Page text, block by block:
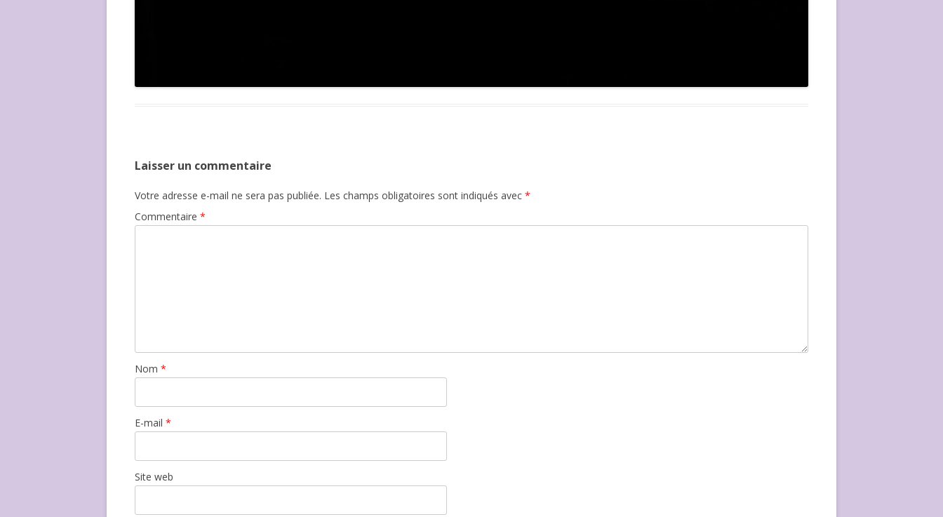
Laisser un commentaire
Votre adresse e-mail ne sera pas publiée. Les champs obligatoires sont indiqués avec *
Commentaire *
Nom *
E-mail *
Site web